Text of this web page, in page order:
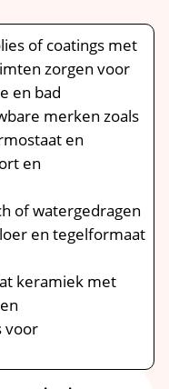
of coatings met
zorgen voor
en bad
merken zoals
en
en
of watergedragen
en tegelformaat
keramiek met
voor